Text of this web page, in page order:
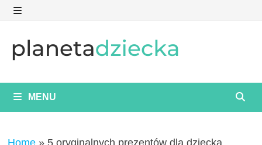
Skip
content
MENU
Home » 5 oryginalnych prezentów dla dziecka.